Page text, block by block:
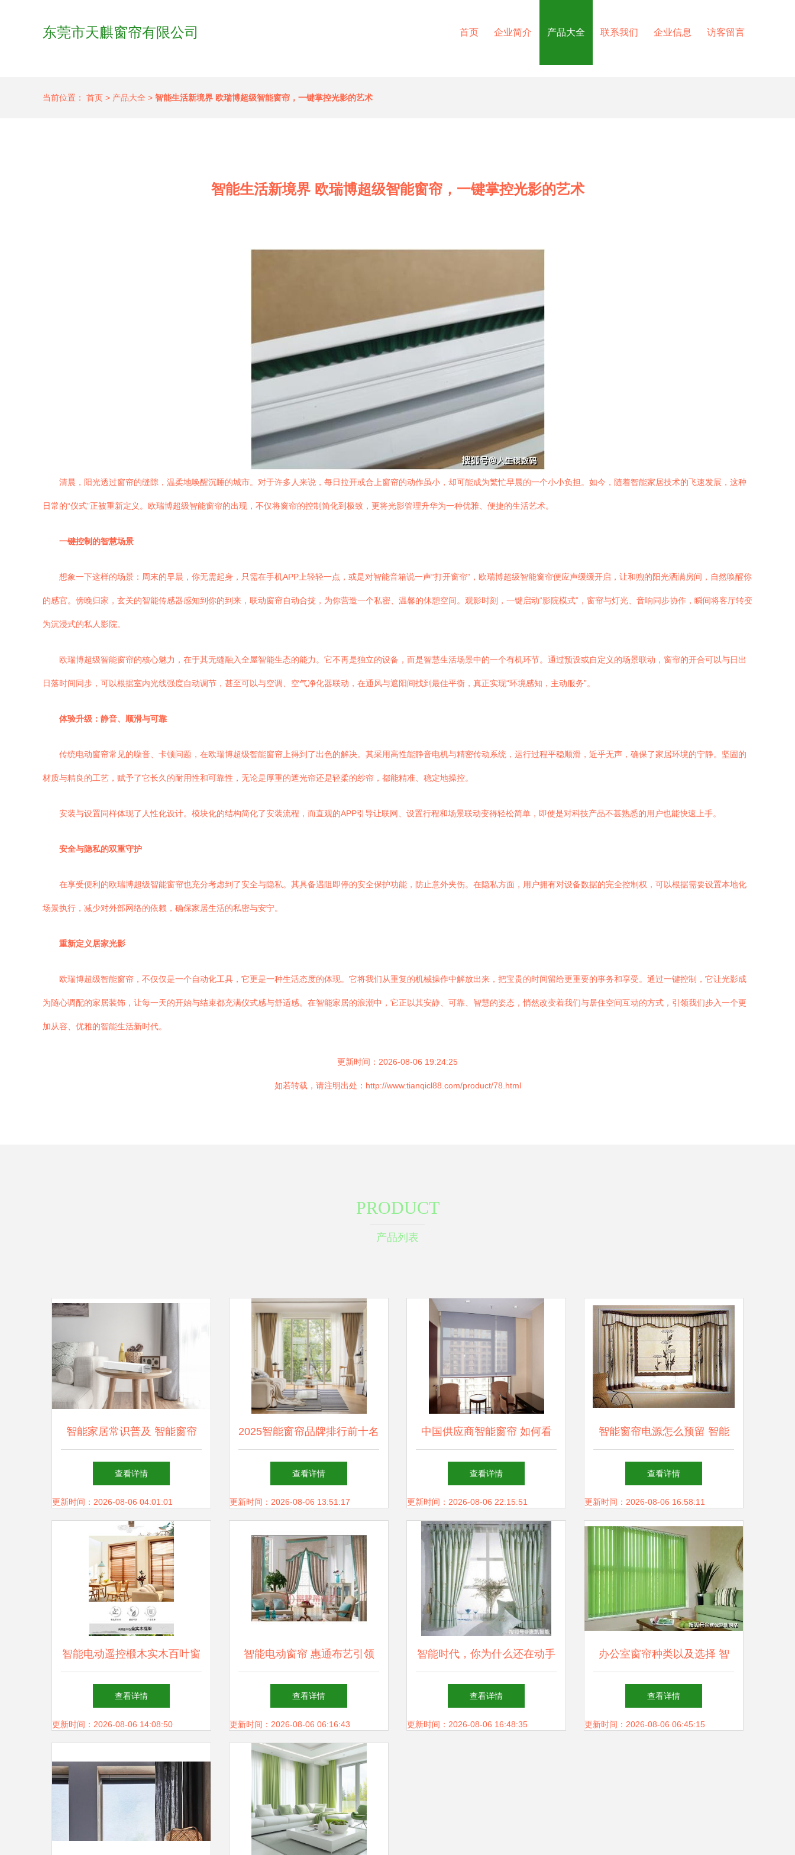
东莞市天麒窗帘有限公司 首页 企业简介 产品大全 联系我们 企业信息 访客留言
当前位置： 首页 > 产品大全 > 智能生活新境界 欧瑞博超级智能窗帘，一键掌控光影的艺术
智能生活新境界 欧瑞博超级智能窗帘，一键掌控光影的艺术
清晨，阳光透过窗帘的缝隙，温柔地唤醒沉睡的城市。对于许多人来说，每日拉开或合上窗帘的动作虽小，却可能成为繁忙早晨的一个小小负担。如今，随着智能家居技术的飞速发展，这种
日常的“仪式”正被重新定义。欧瑞博超级智能窗帘的出现，不仅将窗帘的控制简化到极致，更将光影管理升华为一种优雅、便捷的生活艺术。
一键控制的智慧场景
想象一下这样的场景：周末的早晨，你无需起身，只需在手机APP上轻轻一点，或是对智能音箱说一声“打开窗帘”，欧瑞博超级智能窗帘便应声缓缓开启，让和煦的阳光洒满房间，自然唤醒你
的感官。傍晚归家，玄关的智能传感器感知到你的到来，联动窗帘自动合拢，为你营造一个私密、温馨的休憩空间。观影时刻，一键启动“影院模式”，窗帘与灯光、音响同步协作，瞬间将客厅转变
为沉浸式的私人影院。
欧瑞博超级智能窗帘的核心魅力，在于其无缝融入全屋智能生态的能力。它不再是独立的设备，而是智慧生活场景中的一个有机环节。通过预设或自定义的场景联动，窗帘的开合可以与日出
日落时间同步，可以根据室内光线强度自动调节，甚至可以与空调、空气净化器联动，在通风与遮阳间找到最佳平衡，真正实现“环境感知，主动服务”。
体验升级：静音、顺滑与可靠
传统电动窗帘常见的噪音、卡顿问题，在欧瑞博超级智能窗帘上得到了出色的解决。其采用高性能静音电机与精密传动系统，运行过程平稳顺滑，近乎无声，确保了家居环境的宁静。坚固的
材质与精良的工艺，赋予了它长久的耐用性和可靠性，无论是厚重的遮光帘还是轻柔的纱帘，都能精准、稳定地操控。
安装与设置同样体现了人性化设计。模块化的结构简化了安装流程，而直观的APP引导让联网、设置行程和场景联动变得轻松简单，即使是对科技产品不甚熟悉的用户也能快速上手。
安全与隐私的双重守护
在享受便利的欧瑞博超级智能窗帘也充分考虑到了安全与隐私。其具备遇阻即停的安全保护功能，防止意外夹伤。在隐私方面，用户拥有对设备数据的完全控制权，可以根据需要设置本地化
场景执行，减少对外部网络的依赖，确保家居生活的私密与安宁。
重新定义居家光影
欧瑞博超级智能窗帘，不仅仅是一个自动化工具，它更是一种生活态度的体现。它将我们从重复的机械操作中解放出来，把宝贵的时间留给更重要的事务和享受。通过一键控制，它让光影成
为随心调配的家居装饰，让每一天的开始与结束都充满仪式感与舒适感。在智能家居的浪潮中，它正以其安静、可靠、智慧的姿态，悄然改变着我们与居住空间互动的方式，引领我们步入一个更
加从容、优雅的智能生活新时代。
更新时间：2026-08-06 19:24:25
如若转载，请注明出处：http://www.tianqicl88.com/product/78.html
PRODUCT
产品列表
智能家居常识普及 智能窗帘
查看详情
更新时间：2026-08-06 04:01:01
2025智能窗帘品牌排行前十名
及行业现状深度解析
查看详情
更新时间：2026-08-06 13:51:17
中国供应商智能窗帘 如何看
对价格、找对厂家
查看详情
更新时间：2026-08-06 22:15:51
智能窗帘电源怎么预留 智能
窗帘电源怎么安装
查看详情
更新时间：2026-08-06 16:58:11
智能电动遥控椴木实木百叶窗
帘 为空间注入自然与科技的
双重魅力
查看详情
更新时间：2026-08-06 14:08:50
智能电动窗帘 惠通布艺引领
广东智能家居新潮流
查看详情
更新时间：2026-08-06 06:16:43
智能时代，你为什么还在动手
拉窗帘？
查看详情
更新时间：2026-08-06 16:48:35
办公室窗帘种类以及选择 智
能遮阳的明智之选——唐韵智
能遮阳
查看详情
更新时间：2026-08-06 06:45:15